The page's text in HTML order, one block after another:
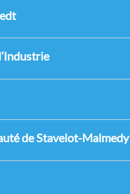
de Stavelot-Malmedy